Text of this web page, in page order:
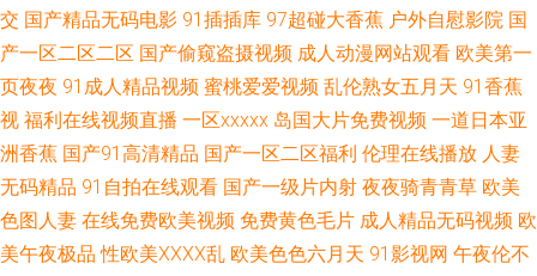
韩国AV不卡 91深夜网站色 肏屄资源站 九一美女视频 午夜伊人极品综合 91
第二页 日本少妇天堂 五月四房色播婷婷 91白丝袜 aaa男人天堂 超碰人兽世
界 国产精品噜噜噜 精品国产欧美日韩 男人天堂成人AV 人操人操人妻 天堂逼
色 亚洲色图 91福利社 AV大香蕉伊人网 大香蕉超碰在线 精品久久国产 欧美A
交 国产精品无码电影 91插插库 97超碰大香蕉 户外自慰影院 国
产一区二区二区 国产偷窥盗摄视频 成人动漫网站观看 欧美第一
页夜夜 91成人精品视频 蜜桃爱爱视频 乱伦熟女五月天 91香蕉
视 福利在线视频直播 一区xxxxx 岛国大片免费视频 一道日本亚
洲香蕉 国产91高清精品 国产一区二区福利 伦理在线播放 人妻
无码精品 91自拍在线观看 国产一级片内射 夜夜骑青青草 欧美
色图人妻 在线免费欧美视频 免费黄色毛片 成人精品无码视频 欧
美午夜极品 性欧美ⅩⅩⅩⅩ乱 欧美色色六月天 91影视网 午夜伦不